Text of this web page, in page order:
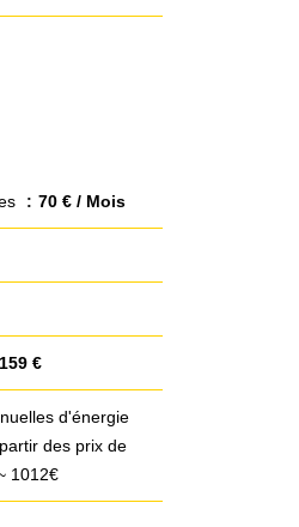
70 € / Mois
159 €
d'énergie
des prix de
1012€